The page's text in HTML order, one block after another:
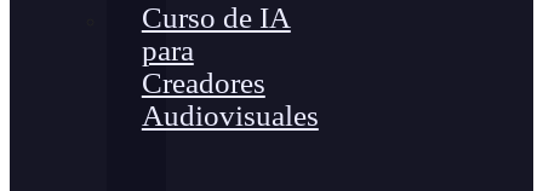
Curso de IA
para
Creadores
Audiovisuales